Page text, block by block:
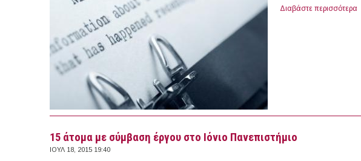
Διαβάστε περισσότερα
15 άτομα με σύμβαση έργου στο Ιόνιο Πανεπιστήμιο
ΙΟΥΛ 18, 2015 19:40